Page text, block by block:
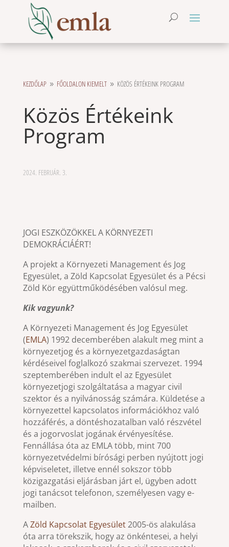
KEZDŐLAP 9 FŐOLDALON KIEMELT 9 KÖZÖS ÉRTÉKEINK PROGRAM
Közös Értékeink
Program
2024. FEBRUÁR. 3.
JOGI ESZKÖZÖKKEL A KÖRNYEZETI
DEMOKRÁCIÁÉRT!
A projekt a Környezeti Management és Jog
Egyesület, a Zöld Kapcsolat Egyesület és a Pécsi
Zöld Kör együttműködésében valósul meg.
Kik vagyunk?
A Környezeti Management és Jog Egyesület
(EMLA) 1992 decemberében alakult meg mint a
környezetjog és a környezetgazdaságtan
kérdéseivel foglalkozó szakmai szervezet. 1994
szeptemberében indult el az Egyesület
környezetjogi szolgáltatása a magyar civil
szektor és a nyilvánosság számára. Küldetése a
környezettel kapcsolatos információkhoz való
hozzáférés, a döntéshozatalban való részvétel
és a jogorvoslat jogának érvényesítése.
Fennállása óta az EMLA több, mint 700
környezetvédelmi bírósági perben nyújtott jogi
képviseletet, illetve ennél sokszor több
közigazgatási eljárásban járt el, ügyben adott
jogi tanácsot telefonon, személyesen vagy e-
mailben.
AZöld Kapcsolat Egyesület2005-ös alakulása
óta arra törekszik, hogy az önkéntesei, a helyi